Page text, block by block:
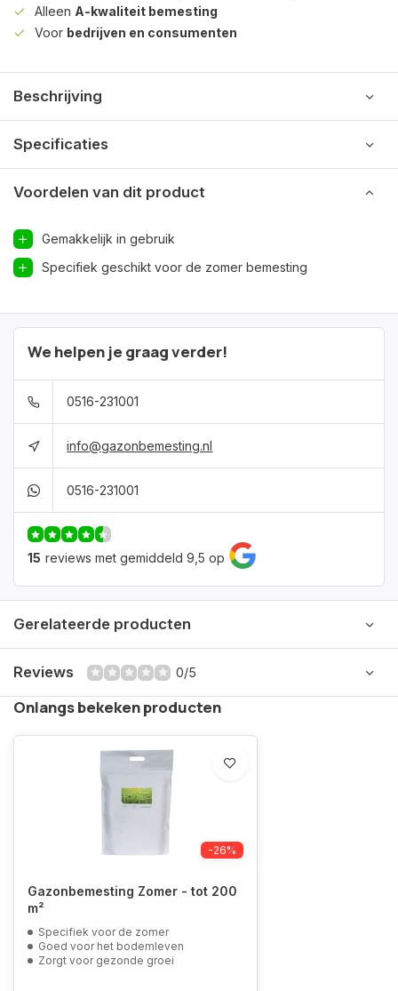
Alleen A-kwaliteit bemesting
Voor bedrijven en consumenten
Beschrijving
Specificaties
Voordelen van dit product
Gemakkelijk in gebruik
Specifiek geschikt voor de zomer bemesting
We helpen je graag verder!
0516-231001
info@gazonbemesting.nl
0516-231001
15 reviews met gemiddeld 9,5 op
Gerelateerde producten
Reviews 0/5
Onlangs bekeken producten
-26%
Gazonbemesting Zomer - tot 200
m²
Specifiek voor de zomer
Goed voor het bodemleven
Zorgt voor gezonde groei